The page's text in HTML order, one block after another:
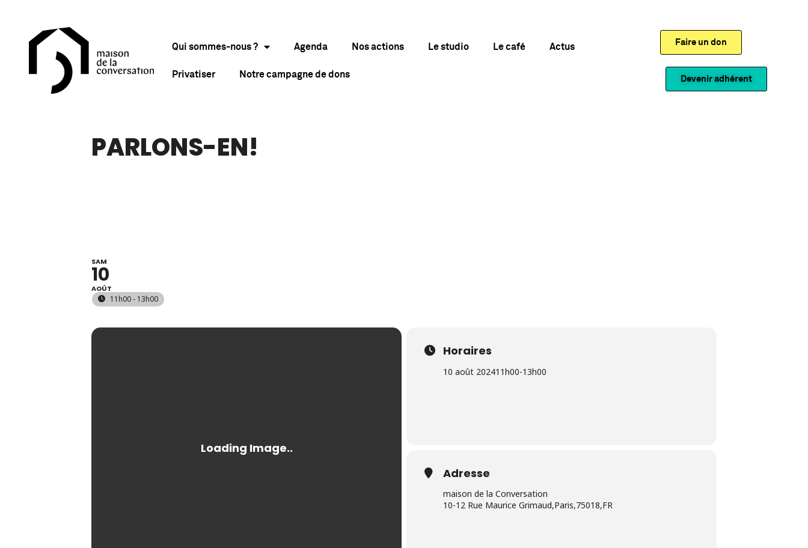
Qui sommes-nous ? Agenda Nos actions Le studio Le café Actus
Privatiser Notre campagne de dons
Faire un don
Devenir adhérent
PARLONS-EN!
SAM
10
AOÛT
11h00 - 13h00
Horaires
10 août 202411h00-13h00
Adresse
maison de la Conversation
10-12 Rue Maurice Grimaud,Paris,75018,FR